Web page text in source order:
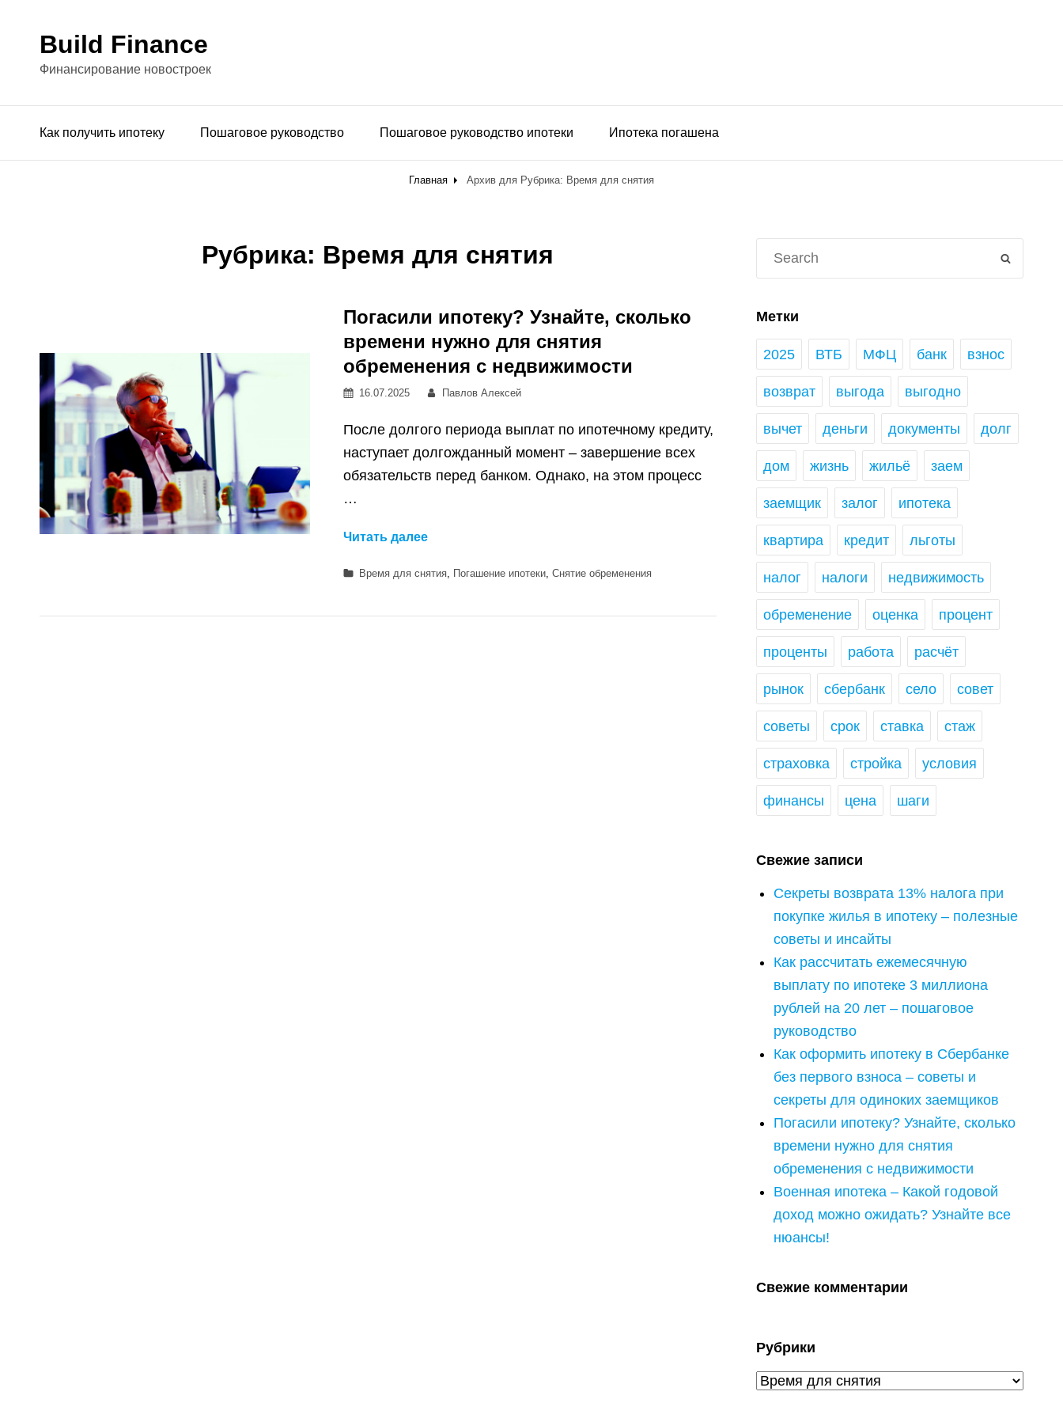
Build Finance
Финансирование новостроек
Как получить ипотеку Пошаговое руководство Пошаговое руководство ипотеки Ипотека погашена
Главная Архив для Рубрика: Время для снятия
Рубрика: Время для снятия
Погасили ипотеку? Узнайте, сколько
времени нужно для снятия
обременения с недвижимости
Posted
16.07.2025 Автор:
Павлов Алексей
После долгого периода выплат по ипотечному кредиту,
наступает долгожданный момент – завершение всех
обязательств перед банком. Однако, на этом процесс
…
Читать далееПогасили
Узнайте,
времени
Категории
Время для снятия, Погашение ипотеки,Снятие обременения
Метки
2025 ВТБ МФЦ банк взнос
возврат выгода выгодно
вычет деньги документы долг
дом жизнь жильё заем
заемщик залог ипотека
квартира кредит льготы
налог налоги недвижимость
обременение оценка процент
проценты работа расчёт
рынок сбербанк село совет
советы срок ставка стаж
страховка стройка условия
финансы цена шаги
Свежие записи
Секреты возврата 13% налога при
покупке жилья в ипотеку – полезные
советы и инсайты
Как рассчитать ежемесячную
выплату по ипотеке 3 миллиона
рублей на 20 лет – пошаговое
руководство
Как оформить ипотеку в Сбербанке
без первого взноса – советы и
секреты для одиноких заемщиков
Погасили ипотеку? Узнайте, сколько
времени нужно для снятия
обременения с недвижимости
Военная ипотека – Какой годовой
доход можно ожидать? Узнайте все
нюансы!
Свежие комментарии
Рубрики
Рубрики